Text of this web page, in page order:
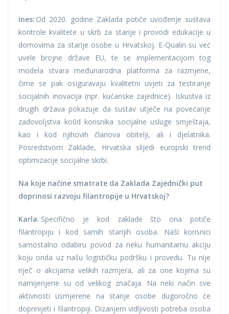
Ines: Od 2020. godine Zaklada potiče uvođenje sustava
kontrole kvalitete u skrb za starije i provodi edukacije u
domovima za starije osobe u Hrvatskoj. E-Qualin su već
uvele brojne države EU, te se implementacijom tog
modela stvara međunarodna platforma za razmjene,
čime se pak osiguravaju kvalitetni uvjeti za testiranje
socijalnih inovacija (npr. kućanske zajednice). Iskustva iz
drugih država pokazuje da sustav utječe na povećanje
zadovoljstva ko0d korisnika socijalne usluge smještaja,
kao i kod njihovih članova obitelji, ali i djelatnika.
Posredstvom Zaklade, Hrvatska slijedi europski trend
optimizacije socijalne skrbi.
Na koje načine smatrate da Zaklada Zajednički put
doprinosi razvoju filantropije u Hrvatskoj?
Karla: Specifično je kod zaklade što ona potiče
filantropiju i kod samih starijih osoba. Naši korisnici
samostalno odabiru povod za neku humanitarnu akciju
koju onda uz našu logističku podršku i provedu. Tu nije
riječ o akcijama velikih razmjera, ali za one kojima su
namijenjene su od velikog značaja. Na neki način sve
aktivnosti usmjerene na starije osobe dugoročno će
doprinijeti i filantropiji. Dizanjem vidljivosti potreba osoba